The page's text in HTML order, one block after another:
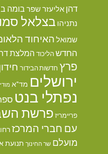
דהן אליעזר שפר בומה
נתניהו בצלאל
שמואל האיחוד
החדשהליכוד המלצת
פרץ חדשות הבידור
ירושלים מד"א
נפתלי בנט
פריימריז פרשת
עם חברי המרכז
מועלם שר החינוך תנועת